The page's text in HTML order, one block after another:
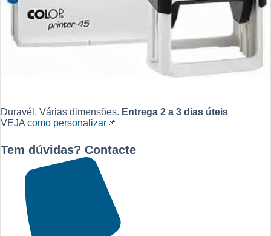
Duravél, Várias dimensões. Entrega 2 a 3 dias úteis
VEJA como personalizar 📌
Tem dúvidas? Contacte